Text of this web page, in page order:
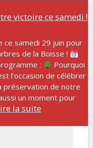
victoire ce samedi !
ce samedi 29 juin pour
de la Boisse !
:
Pourquoi
l’occasion de célébrer
préservation de notre
un moment pour
la suite:
Rappel